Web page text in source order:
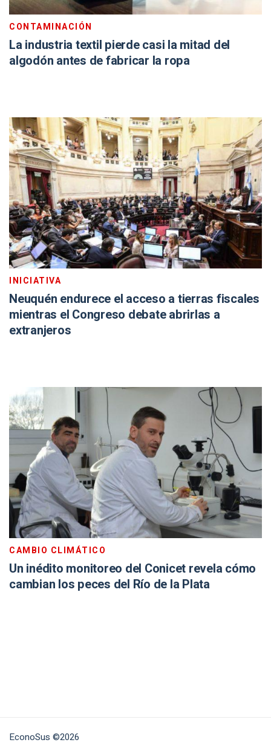
CONTAMINACIÓN
La industria textil pierde casi la mitad del
algodón antes de fabricar la ropa
INICIATIVA
Neuquén endurece el acceso a tierras fiscales
mientras el Congreso debate abrirlas a
extranjeros
CAMBIO CLIMÁTICO
Un inédito monitoreo del Conicet revela cómo
cambian los peces del Río de la Plata
EconoSus ©2026